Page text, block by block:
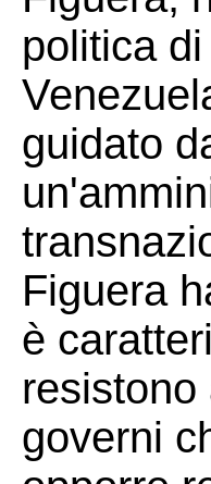
politica
guidato
Figuera
è
governi